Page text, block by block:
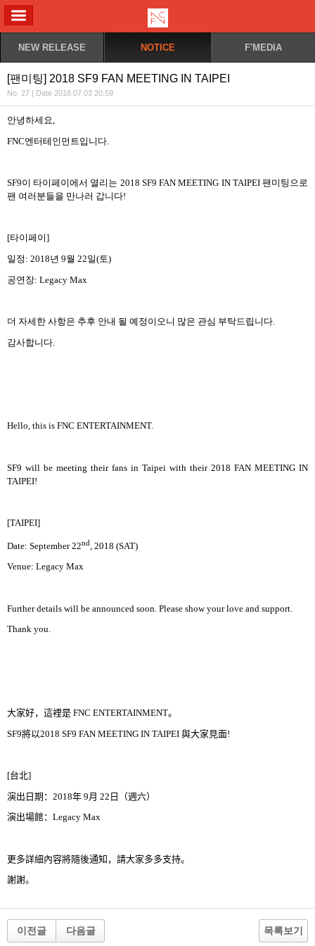
NEW RELEASE NOTICE F'MEDIA
[팬미팅] 2018 SF9 FAN MEETING IN TAIPEI
No. 27 | Date 2018.07.03 20:59
안녕하세요,
FNC엔터테인먼트입니다
SF9이 타이페이에서 열리는 2018 SF9 FAN MEETING IN TAIPEI팬미팅으로
팬 여러분들을 만나러 갑니다!
[타이페이]
일정 : 2018년 9월 22일(토)
공연장: Legacy Max
더 자세한 사항은 추후 안내 될 예정이오니 많은 관심 부탁드립니다
감사합니다
Hello, this is FNC ENTERTAINMENT.
SF9 will be meeting their fans in Taipei with their 2018 FAN MEETING IN
TAIPEI!
[TAIPEI]
Date: September 22nd , 2018 (SAT)
Venue: Legacy Max
Further details will be announced soon. Please show your love and support.
Thank you.
大家好，這裡是 FNC ENTERTAINMENT。
SF9將以2018 SF9 FAN MEETING IN TAIPEI 與大家見面!
[台北]
演出日期： 2018年 9 月 22 日（週六）
演出場館： Legacy Max
更多詳細內容將隨後通知，請大家多多支持。
謝謝。
이전글 다음글 목록보기